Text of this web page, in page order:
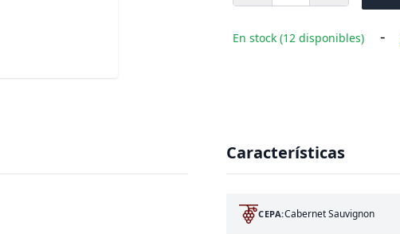
En stock (12 disponibles) -
Características
CEPA:Cabernet Sauvignon